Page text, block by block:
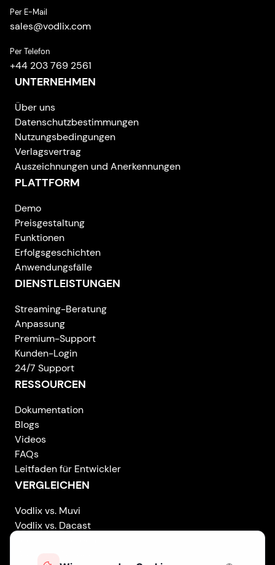
Per E-Mail
sales@vodlix.com
Per Telefon
+44 203 769 2561
UNTERNEHMEN
Über uns
Datenschutzbestimmungen
Nutzungsbedingungen
Verlagsvertrag
Auszeichnungen und Anerkennungen
PLATTFORM
Demo
Preisgestaltung
Funktionen
Erfolgsgeschichten
Anwendungsfälle
DIENSTLEISTUNGEN
Streaming-Beratung
Anpassung
Premium-Support
Kunden-Login
24/7 Support
RESSOURCEN
Dokumentation
Blogs
Videos
FAQs
Leitfaden für Entwickler
VERGLEICHEN
Vodlix vs. Muvi
Vodlix vs. Dacast